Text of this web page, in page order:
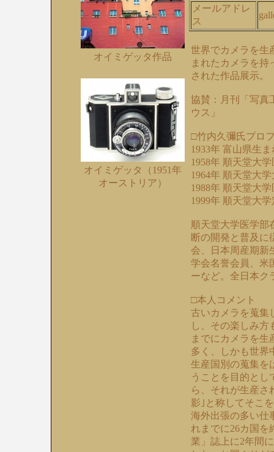
オイミゲッタ作品
オイミゲッタ（1951年
オーストリア）
メールアドレ
ス
世界でカメラを生
まれたカメラを持
された作品展示。
協賛：月刊「写真
ウス」
□竹内久彌氏プロ
1933年 富山県生ま
1958年 順天堂大
1964年 順天堂大
1988年 順天堂大
1999年 順天堂大
順天堂大学医学
断の開発と普及に
会、日本周産期新
学会名誉会員、米
ーなど。全日本ク
□本人コメント
古いカメラを蒐集
し、その楽しみ方
までにカメラを生
多く、しかも世界
生産国別の蒐集を
うことを目的とし
ら、それが生産さ
影｣と称してそこ
海外出張の多い仕
れまでに26カ国を
業」誌上に2年間